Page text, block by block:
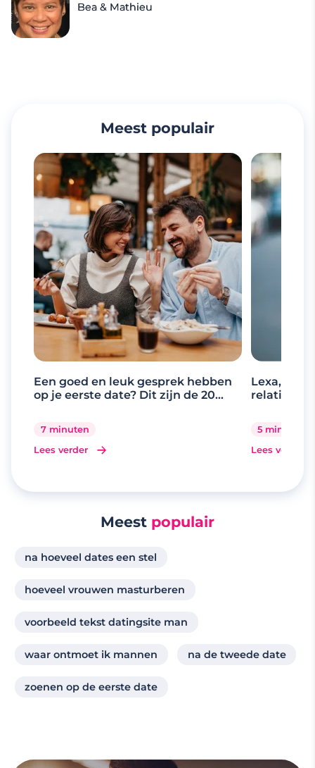
Bea & Mathieu
Meest populair
Een goed en leuk gesprek hebben
op je eerste date? Dit zijn de 20
7 minuten
Lees verder
Lexa, de
relaties
5 minuten
Lees verder
Meest populair
na hoeveel dates een stel
hoeveel vrouwen masturberen
voorbeeld tekst datingsite man
waar ontmoet ik mannen na de tweede date
zoenen op de eerste date